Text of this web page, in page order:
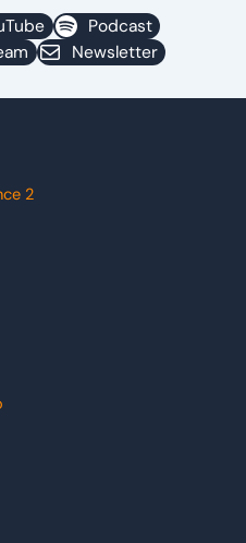
Podcast
Newsletter
2